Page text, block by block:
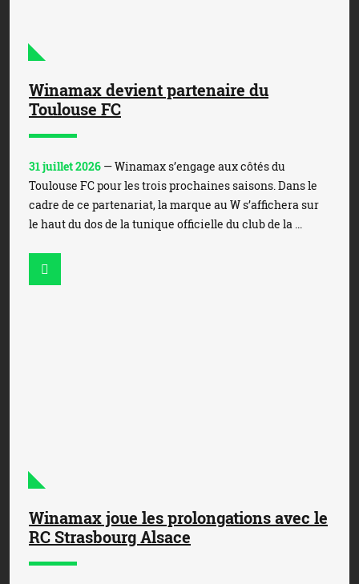
Winamax devient partenaire du
Toulouse FC
31 juillet 2026 — Winamax s’engage aux côtés du
Toulouse FC pour les trois prochaines saisons. Dans le
cadre de ce partenariat, la marque au W s’affichera sur
le haut du dos de la tunique officielle du club de la ...
Winamax joue les prolongations avec le
RC Strasbourg Alsace